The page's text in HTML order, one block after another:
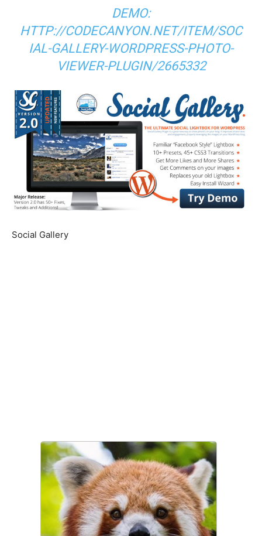
DEMO:
HTTP://CODECANYON.NET/ITEM/SOC
IAL-GALLERY-WORDPRESS-PHOTO-
VIEWER-PLUGIN/2665332
Social Gallery